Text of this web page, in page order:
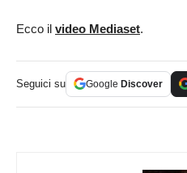
Ecco il video Mediaset.
Seguici su Google Discover